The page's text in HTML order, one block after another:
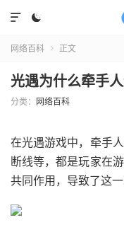


网络百科  正文
光遇为什么牵手
分类： 网络百科
在光遇游戏中，牵手
断线等，都是玩家在
共同作用，导致了这一